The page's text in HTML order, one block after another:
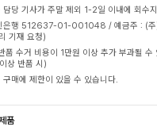
담당 기사가 주말 제외 1-2일 이내에 회수
은행 512637-01-001048 / 예금주 : (주
기재 요청)
품 수거 비용이 1만원 이상 추가 부과될
상 반품 시)
매에 제한이 있을 수 있습니다.
품